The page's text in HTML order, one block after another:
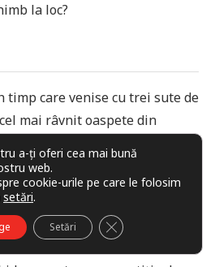
la loc?
timp care venise cu trei sute de
mai râvnit oaspete din
lui despre obiceiuri și
antic fascinau publicul.
Ruofei nu putea fi
a-ți oferi cea mai bună
web.
cookie-urile pe care le folosim
setări.
Setări CLOSE GDPR